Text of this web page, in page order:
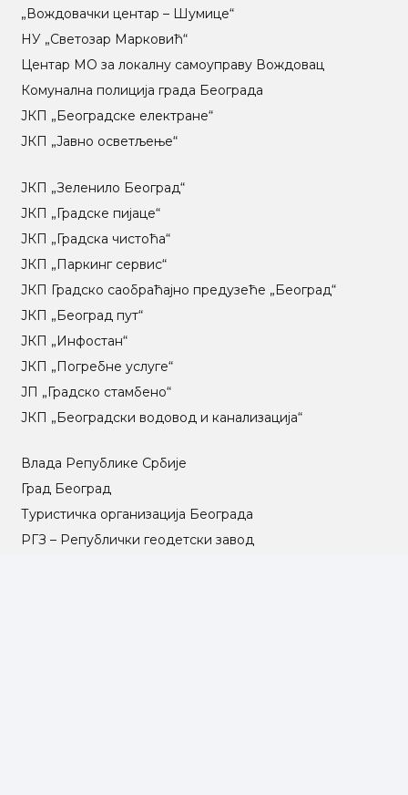
„Вождовачки центар – Шумице“
НУ „Светозар Марковић“
Центар МO за локалну самоуправу Вождовац
Комунална полиција града Београда
ЈКП „Београдске електране“
ЈКП „Јавно осветљење“
ЈКП „Зеленило Београд“
ЈКП „Градске пијаце“
ЈКП „Градска чистоћа“
ЈКП „Паркинг сервис“
ЈКП Градско саобраћајно предузеће „Београд“
ЈКП „Београд пут“
ЈКП „Инфостан“
ЈКП „Погребне услуге“
ЈП „Градско стамбено“
ЈКП „Београдски водовод и канализација“
Влада Републике Србије
Град Београд
Туристичка организација Београда
РГЗ – Републички геодетски завод